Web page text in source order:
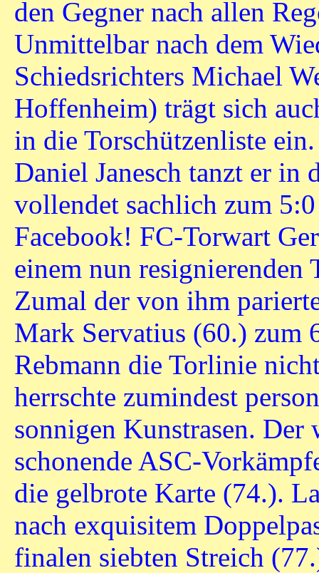
den Gegner nach allen
Unmittelbar nach dem
Schiedsrichters Michael
Hoffenheim) trägt sich
in die Torschützenliste
Daniel Janesch tanzt er in
vollendet sachlich zum
Facebook! FC-Torwart
einem nun resignierenden
Zumal der von ihm
Mark Servatius (60.) zum
Rebmann die Torlinie
herrschte zumindest
sonnigen Kunstrasen. Der
schonende ASC-
die gelbrote Karte (74.).
nach exquisitem
finalen siebten Streich